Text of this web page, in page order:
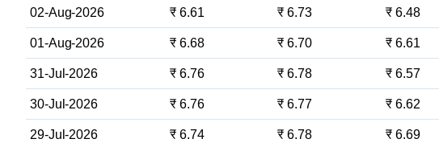
02-Aug-2026 ₹ 6.61 ₹ 6.73 ₹ 6.48
01-Aug-2026 ₹ 6.68 ₹ 6.70 ₹ 6.61
31-Jul-2026 ₹ 6.76 ₹ 6.78 ₹ 6.57
30-Jul-2026 ₹ 6.76 ₹ 6.77 ₹ 6.62
29-Jul-2026 ₹ 6.74 ₹ 6.78 ₹ 6.69